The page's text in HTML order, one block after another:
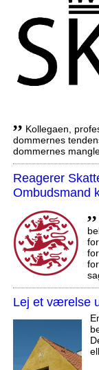
,, Kollegaen,
dommernes
dommernes
Reagerer
Ombudsmand
,,
Lej et værelse